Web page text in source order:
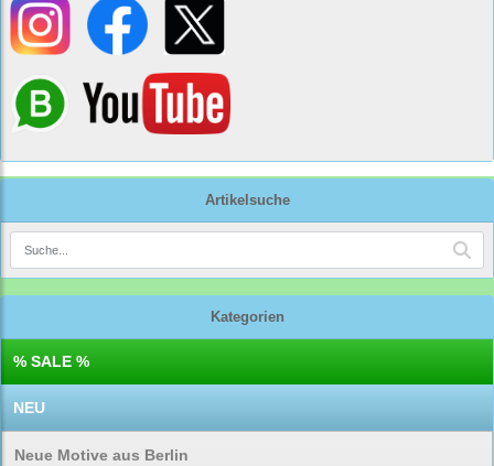
Artikelsuche
Kategorien
% SALE %
NEU
Neue Motive aus Berlin